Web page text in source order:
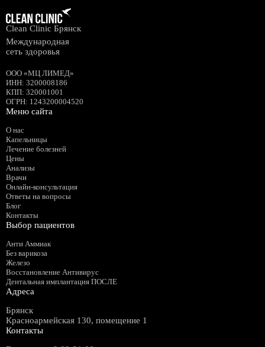
Clean Clinic Брянск
Международная
сеть здоровья
ООО «МЦ ЛИМЕД»
ИНН: 3200008186
КПП: 320001001
ОГРН: 1243200004520
Меню сайта
О нас
Капельницы
Лечение болезней
Цены
Анализы
Врачи
Онлайн-консультация
Ответы на вопросы
Блог
Контакты
Выбор пациентов
Анти Аммиак
Без варикоза
Железо
Восстановление Антивирус
Дентальная имплантация ПОСЛЕ
Адреса
Брянск
Красноармейская 130, помещение 1
Контакты